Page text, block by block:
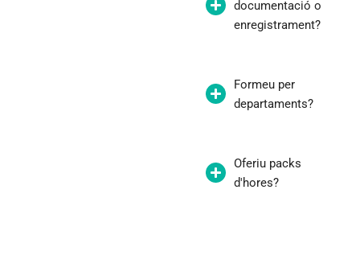
documentació o
enregistrament?
Formeu per
departaments?
Oferiu packs
d'hores?